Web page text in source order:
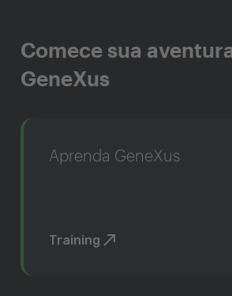
Comece sua
GeneXus
Aprenda GeneXus
Training